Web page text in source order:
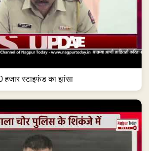
हजार स्टाइफंड का झांसा